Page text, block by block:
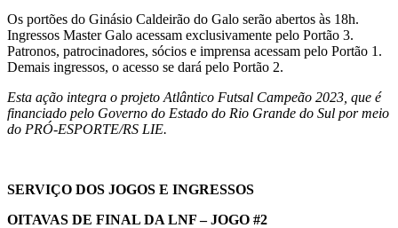
Os portões do Ginásio Caldeirão do Galo serão abertos às 18h.
Ingressos Master Galo acessam exclusivamente pelo Portão 3.
Patronos, patrocinadores, sócios e imprensa acessam pelo Portão 1.
Demais ingressos, o acesso se dará pelo Portão 2.
Esta ação integra o projeto Atlântico Futsal Campeão 2023, que é
financiado pelo Governo do Estado do Rio Grande do Sul por meio
do PRÓ-ESPORTE/RS LIE.
SERVIÇO DOS JOGOS E INGRESSOS
OITAVAS DE FINAL DA LNF – JOGO #2